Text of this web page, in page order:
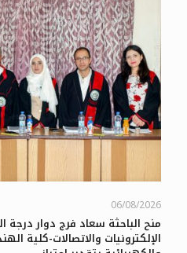
06/08/2026
منح الباحثة سعاد فرج دوار
الإلكترونيات والاتصالات-كلية